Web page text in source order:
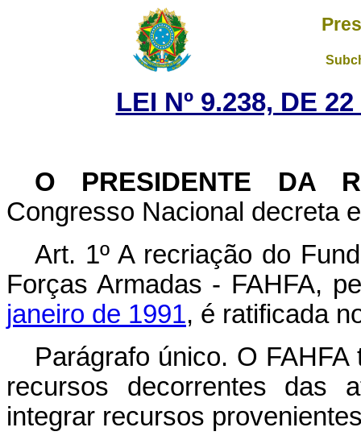
LEI Nº 9.238, DE
O PRESIDENTE DA
Congresso Nacional decreta
Art. 1º A recriação do
Forças Armadas - FAHFA,
janeiro de 1991, é ratificada
Parágrafo único. O
recursos decorrentes das
integrar recursos